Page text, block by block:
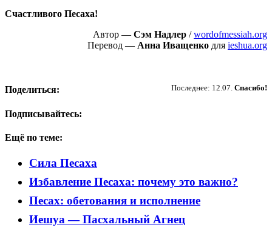
Счастливого Песаха!
Автор — Сэм Надлер /wordofmessiah.org
Перевод — Анна Иващенко для ieshua.org
Последнее: 12.07. Спасибо!
Поделиться:
Подписывайтесь:
Ещё по теме:
Сила Песаха
Избавление Песаха: почему это важно?
Песах: обетования и исполнение
Иешуа — Пасхальный Агнец